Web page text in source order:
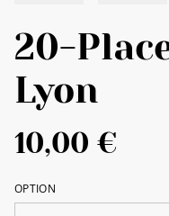
20-
Lyon
10,00 €
OPTION